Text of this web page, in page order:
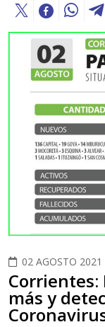
02 AGOSTO 2021
Corrientes:
más y